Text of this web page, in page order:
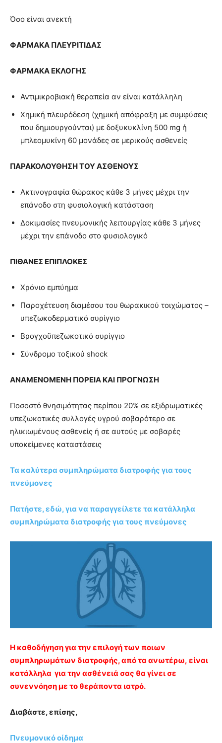
Όσο είναι ανεκτή
ΦΑΡΜΑΚΑ ΠΛΕΥΡΙΤΙΔΑΣ
ΦΑΡΜΑΚΑ ΕΚΛΟΓΗΣ
Αντιμικροβιακή θεραπεία αν είναι κατάλληλη
Χημική πλευρόδεση (χημική απόφραξη με συμφύσεις
που δημιουργούνται) με δοξυκυκλίνη 500 mg ή
μπλεομυκίνη 60 μονάδες σε μερικούς ασθενείς
ΠΑΡΑΚΟΛΟΥΘΗΣΗ ΤΟΥ ΑΣΘΕΝΟΥΣ
Ακτινογραφία θώρακος κάθε 3 μήνες μέχρι την
επάνοδο στη φυσιολογική κατάσταση
Δοκιμασίες πνευμονικής λειτουργίας κάθε 3 μήνες
μέχρι την επάνοδο στο φυσιολογικό
ΠΙΘΑΝΕΣ ΕΠΙΠΛΟΚΕΣ
Χρόνιο εμπύημα
Παροχέτευση διαμέσου του θωρακικού τοιχώματος –
υπεζωκοδερματικό συρίγγιο
Βρογχοϋπεζωκοτικό συρίγγιο
Σύνδρομο τοξικού shock
ΑΝΑΜΕΝΟΜΕΝΗ ΠΟΡΕΙΑ ΚΑΙ ΠΡΟΓΝΩΣΗ
Ποσοστό θνησιμότητας περίπου 20% σε εξιδρωματικές
υπεζωκοτικές συλλογές υγρού σοβαρότερο σε
ηλικιωμένους ασθενείς ή σε αυτούς με σοβαρές
υποκείμενες καταστάσεις
Τα καλύτερα συμπληρώματα διατροφής για τους
πνεύμονες
Πατήστε, εδώ, για να παραγγείλετε τα κατάλληλα
συμπληρώματα διατροφής για τους πνεύμονες
Η καθοδήγηση για την επιλογή των ποιων
συμπληρωμάτων διατροφής, από τα ανωτέρω, είναι
κατάλληλα για την ασθένειά σας θα γίνει σε
συνεννόηση με το θεράποντα ιατρό.
Διαβάστε, επίσης,
Πνευμονικό οίδημα